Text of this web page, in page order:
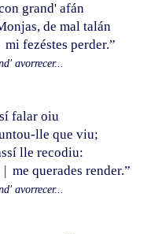
grand' afán
de mal talán
mi fezéstes perder.”
avorrecer...
falar oiu
lle que viu;
lle recodiu:
| me querades render.”
avorrecer...